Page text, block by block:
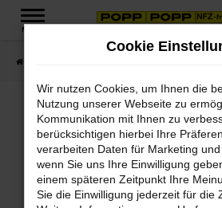
Zum
MENÜ
Jetzt PKWs &
unserem
finden
Cookie
Wir nutzen Cookies, um Ihnen die
Nutzung unserer Webseite zu
Kommunikation mit Ihnen zu
berücksichtigen hierbei Ihre
verarbeiten Daten für Marketing und
wenn Sie uns Ihre Einwilligung
einem späteren Zeitpunkt Ihre
Sie die Einwilligung jederzeit für die